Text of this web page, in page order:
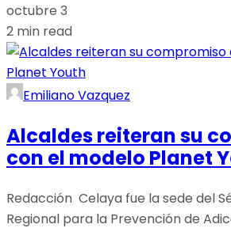
octubre 3
2 min read
Emiliano Vazquez
Alcaldes reiteran su
con el modelo Planet
Redacción Celaya fue la sede del
Regional para la Prevención de